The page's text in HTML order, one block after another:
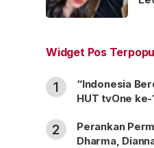
Widget Pos
1
“Indonesia
HUT tvOne ke-
2
Perankan
Dharma,